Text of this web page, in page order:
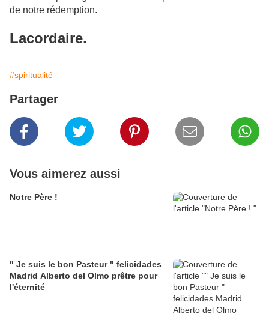
de notre rédemption.
Lacordaire.
#spiritualité
Partager
Vous aimerez aussi
Notre Père !
" Je suis le bon Pasteur " felicidades
Madrid Alberto del Olmo prêtre pour
l'éternité